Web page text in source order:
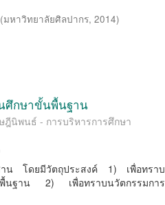
(มหาวิทยาลัยศิลปากร,2014)
ศึกษาขั้นพื้นฐาน
ฎีนิพนธ์ - การบริหารการศึกษา
สาน โดยมีวัตถุประสงค์ 1) เพื่อทราบ
นพื้นฐาน 2) เพื่อทราบนวัตกรรมการ